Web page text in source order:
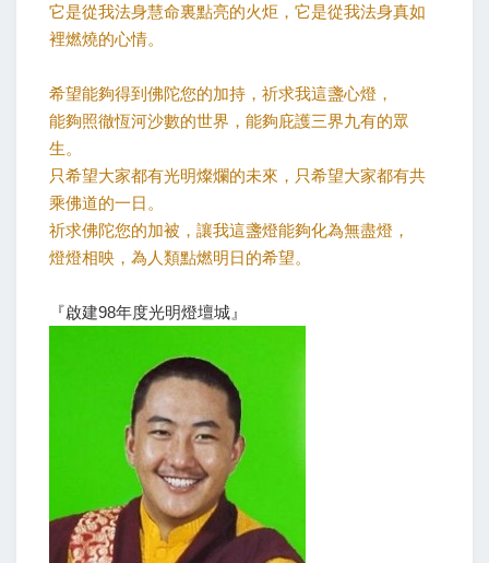
它是從我法身慧命裏點亮的火炬，它是從我法身真如
裡燃燒的心情。
希望能夠得到佛陀您的加持，祈求我這盞心燈，
能夠照徹恆河沙數的世界，能夠庇護三界九有的眾
生。
只希望大家都有光明燦爛的未來，只希望大家都有共
乘佛道的一日。
祈求佛陀您的加被，讓我這盞燈能夠化為無盡燈，
燈燈相映，為人類點燃明日的希望。
『啟建98年度光明燈壇城』